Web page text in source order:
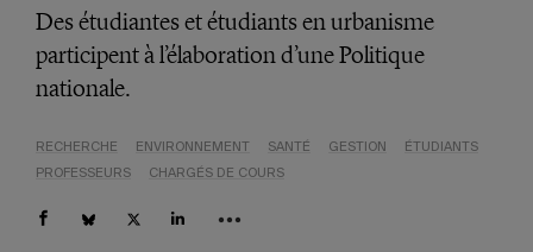
Des étudiantes et étudiants en urbanisme
participent à l’élaboration d’une Politique
nationale.
RECHERCHE ENVIRONNEMENT SANTÉ GESTION
ÉTUDIANTS
PROFESSEURS
CHARGÉS DE COURS